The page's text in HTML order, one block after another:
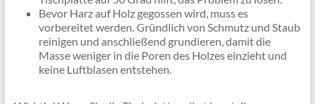
Bevor Harz auf Holz gegossen wird, muss es
vorbereitet werden. Gründlich von Schmutz und Staub
reinigen und anschließend grundieren, damit die
Masse weniger in die Poren des Holzes einzieht und
keine Luftblasen entstehen.